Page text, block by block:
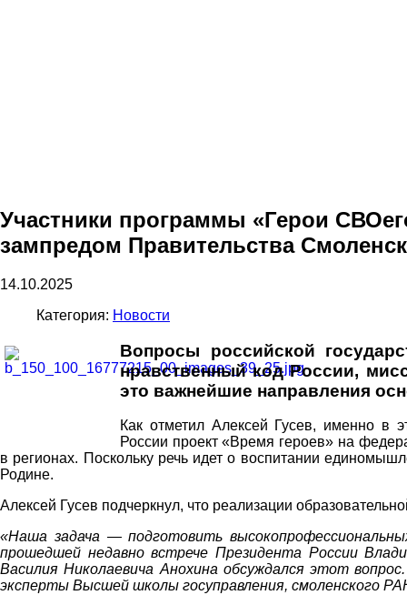
Участники программы «Герои
зампредом Правительства
14.10.2025
Категория: Новости
Вопросы российской
нравственный код России,
это важнейшие направления
Как отметил Алексей Гусев, именно в
России проект «Время героев» на
в регионах. Поскольку речь идет о воспитании
Родине.
Алексей Гусев подчеркнул, что реализации
«Наша задача — подготовить
прошедшей недавно встрече Президента России
Василия Николаевича Анохина обсуждался этот
эксперты Высшей школы госуправления, смоленского